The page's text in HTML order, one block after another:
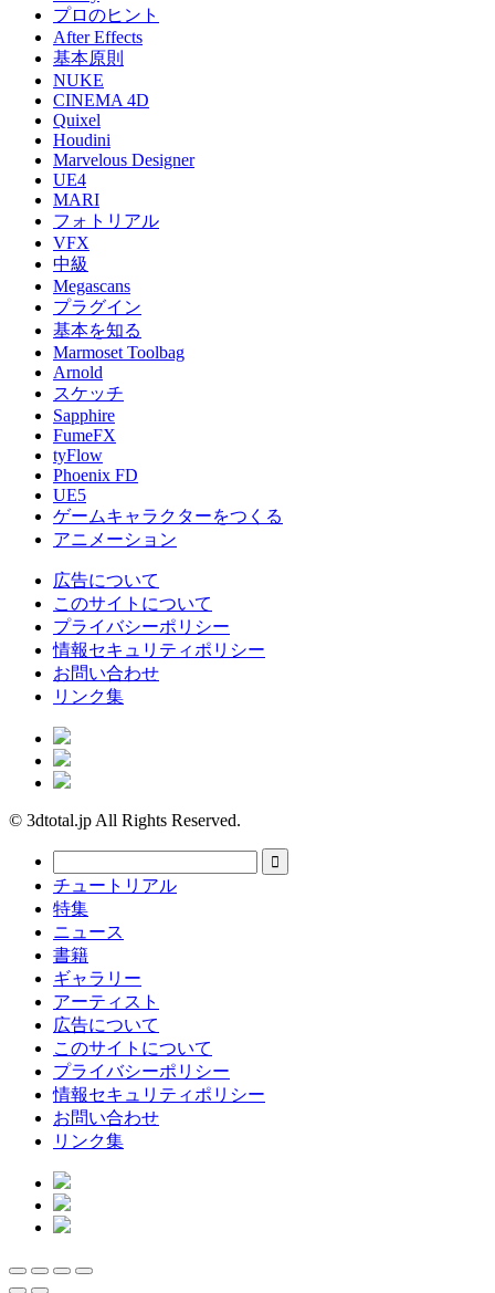
プロのヒント
After Effects
基本原則
NUKE
CINEMA 4D
Quixel
Houdini
Marvelous Designer
UE4
MARI
フォトリアル
VFX
中級
Megascans
プラグイン
基本を知る
Marmoset Toolbag
Arnold
スケッチ
Sapphire
FumeFX
tyFlow
Phoenix FD
UE5
ゲームキャラクターをつくる
アニメーション
広告について
このサイトについて
プライバシーポリシー
情報セキュリティポリシー
お問い合わせ
リンク集
© 3dtotal.jp All Rights Reserved.
チュートリアル
特集
ニュース
書籍
ギャラリー
アーティスト
広告について
このサイトについて
プライバシーポリシー
情報セキュリティポリシー
お問い合わせ
リンク集